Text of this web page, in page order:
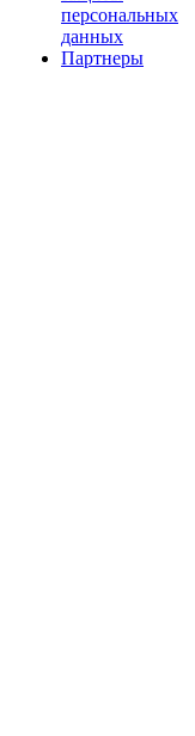
персональных
данных
Партнеры